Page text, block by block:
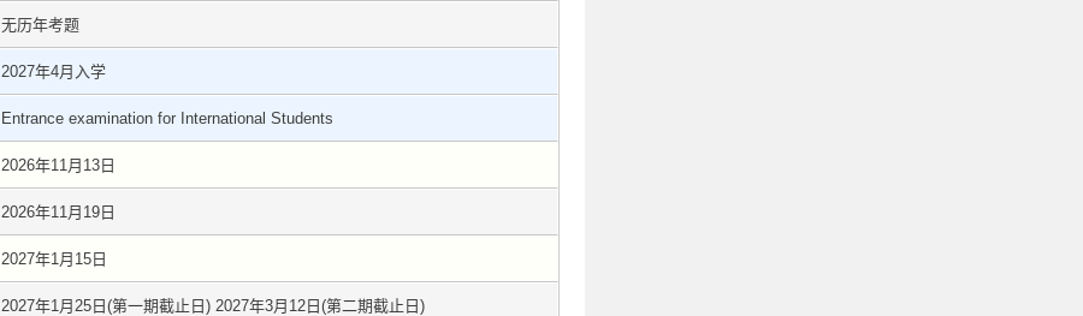
无历年考题
2027年4月入学
Entrance examination for International Students
2026年11月13日
2026年11月19日
2027年1月15日
2027年1月25日(第一期截止日) 2027年3月12日(第二期截止日)